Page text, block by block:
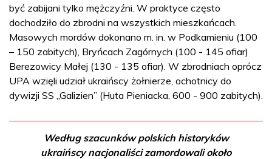
być zabijani tylko mężczyźni. W praktyce często
dochodziło do zbrodni na wszystkich mieszkańcach.
Masowych mordów dokonano m. in. w Podkamieniu (100
– 150 zabitych), Bryńcach Zagórnych (100 - 145 ofiar)
Berezowicy Małej (130 - 135 ofiar). W zbrodniach oprócz
UPA wzięli udział ukraińscy żołnierze, ochotnicy do
dywizji SS „Galizien” (Huta Pieniacka, 600 - 900 zabitych).
Według szacunków polskich historyków
ukraińscy nacjonaliści zamordowali około